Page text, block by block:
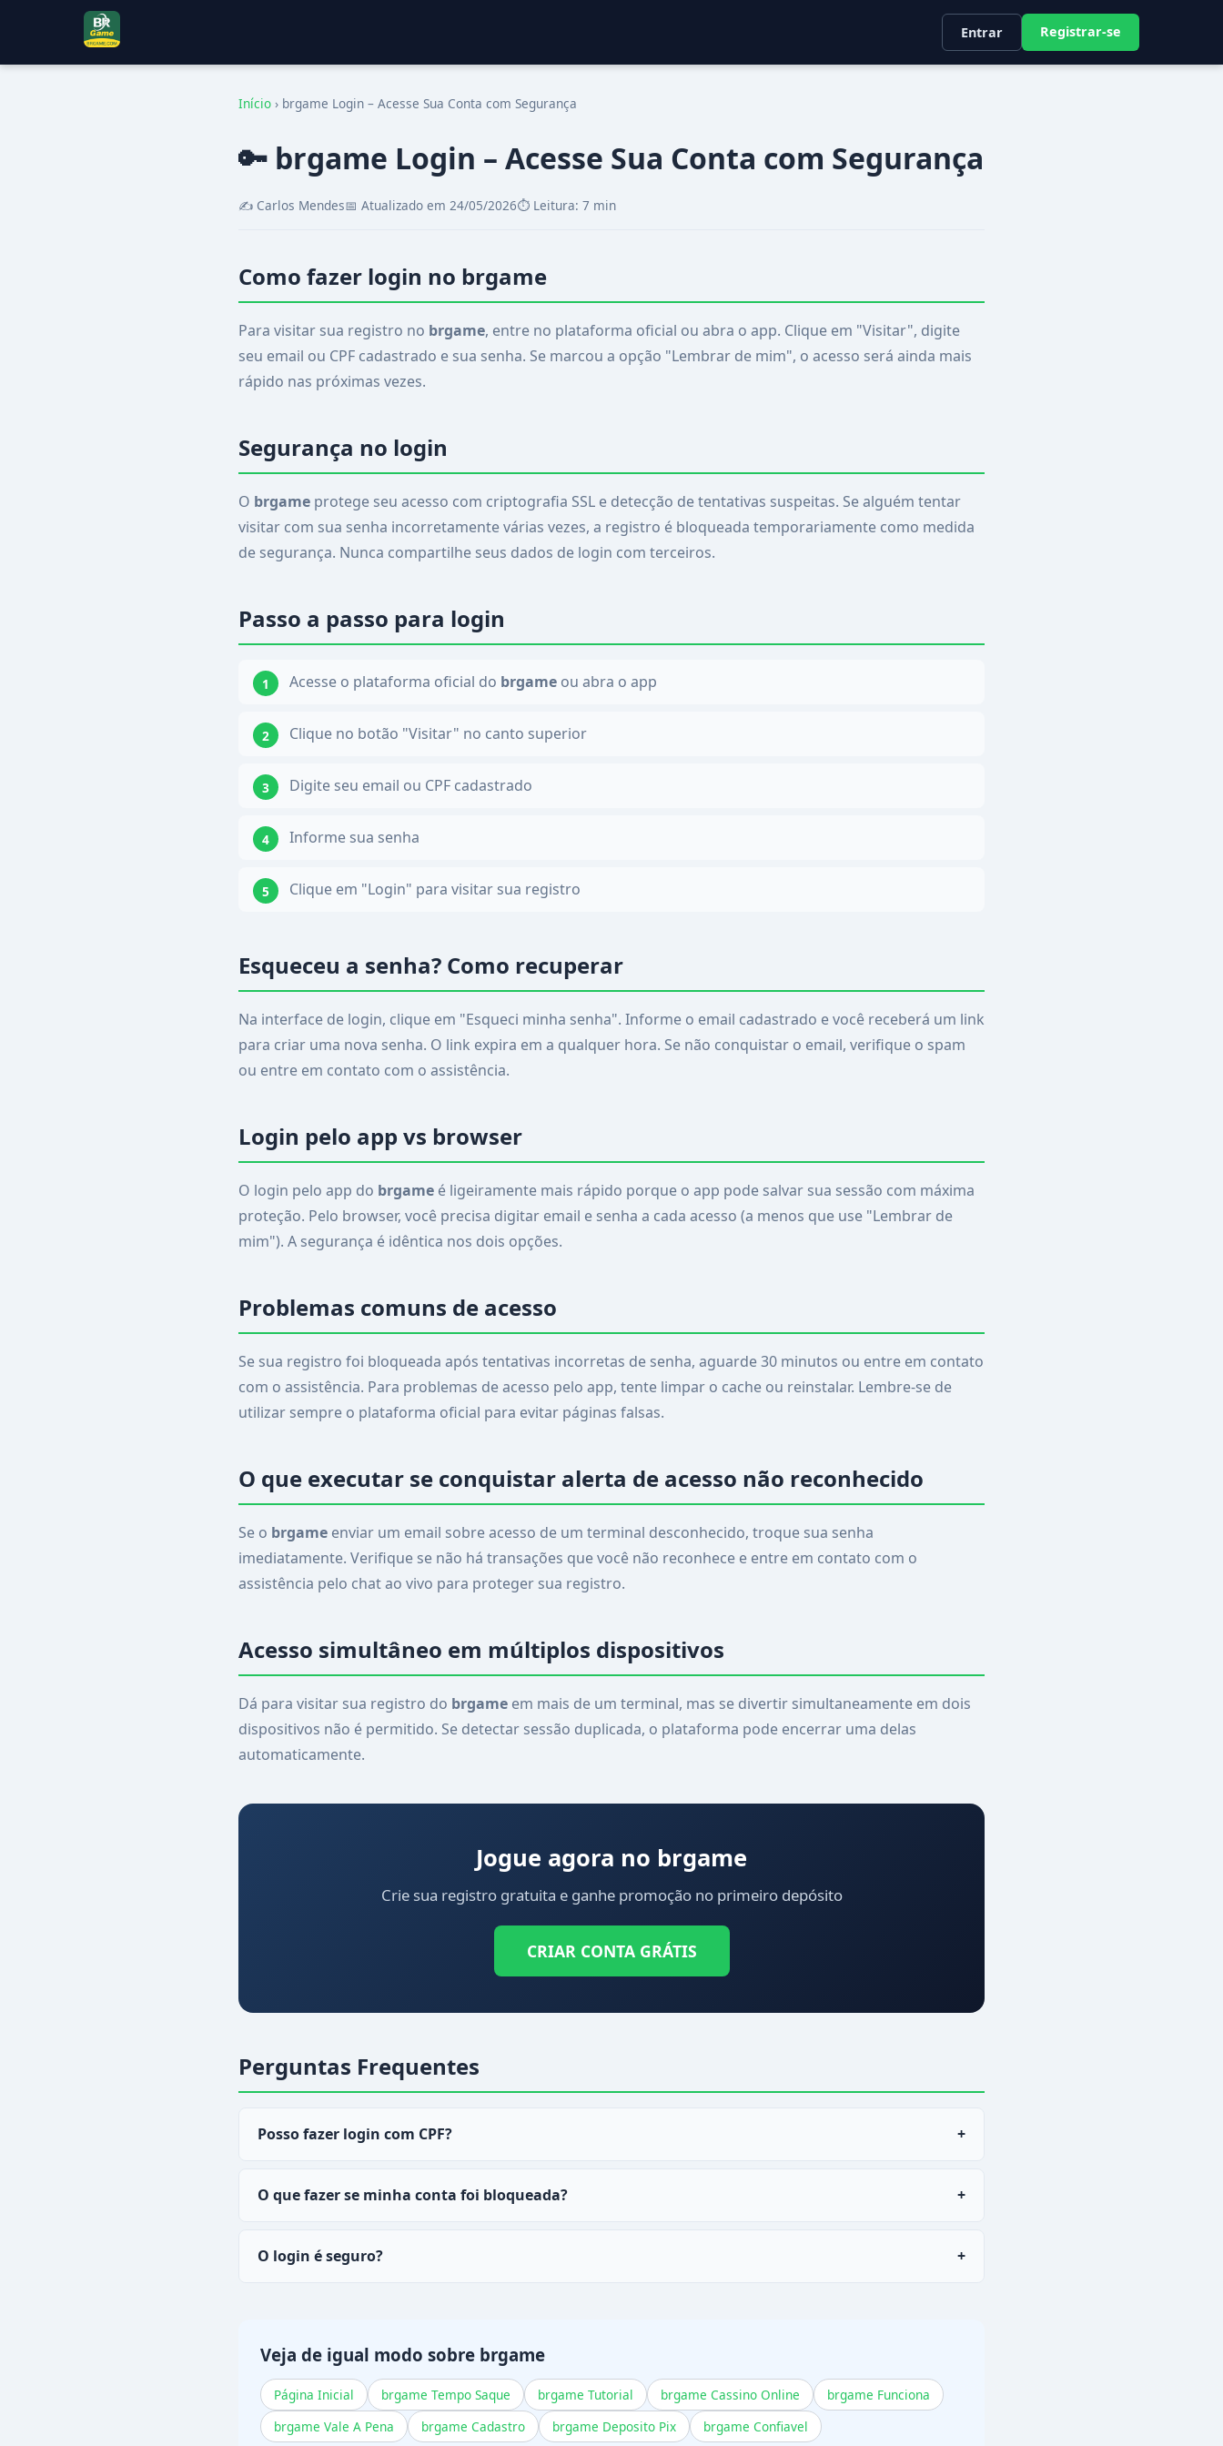
Entrar Registrar-se
Início › brgame Login – Acesse Sua Conta com Segurança
🔑 brgame Login – Acesse Sua Conta com Segurança
✍️ Carlos Mendes📅 Atualizado em 24/05/2026⏱️ Leitura: 7 min
Como fazer login no brgame
Para visitar sua registro no brgame, entre no plataforma oficial ou abra o app. Clique em "Visitar", digite
seu email ou CPF cadastrado e sua senha. Se marcou a opção "Lembrar de mim", o acesso será ainda mais
rápido nas próximas vezes.
Segurança no login
O brgame protege seu acesso com criptografia SSL e detecção de tentativas suspeitas. Se alguém tentar
visitar com sua senha incorretamente várias vezes, a registro é bloqueada temporariamente como medida
de segurança. Nunca compartilhe seus dados de login com terceiros.
Passo a passo para login
Acesse o plataforma oficial do brgame ou abra o app
Clique no botão "Visitar" no canto superior
Digite seu email ou CPF cadastrado
Informe sua senha
Clique em "Login" para visitar sua registro
Esqueceu a senha? Como recuperar
Na interface de login, clique em "Esqueci minha senha". Informe o email cadastrado e você receberá um link
para criar uma nova senha. O link expira em a qualquer hora. Se não conquistar o email, verifique o spam
ou entre em contato com o assistência.
Login pelo app vs browser
O login pelo app do brgame é ligeiramente mais rápido porque o app pode salvar sua sessão com máxima
proteção. Pelo browser, você precisa digitar email e senha a cada acesso (a menos que use "Lembrar de
mim"). A segurança é idêntica nos dois opções.
Problemas comuns de acesso
Se sua registro foi bloqueada após tentativas incorretas de senha, aguarde 30 minutos ou entre em contato
com o assistência. Para problemas de acesso pelo app, tente limpar o cache ou reinstalar. Lembre-se de
utilizar sempre o plataforma oficial para evitar páginas falsas.
O que executar se conquistar alerta de acesso não reconhecido
Se o brgame enviar um email sobre acesso de um terminal desconhecido, troque sua senha
imediatamente. Verifique se não há transações que você não reconhece e entre em contato com o
assistência pelo chat ao vivo para proteger sua registro.
Acesso simultâneo em múltiplos dispositivos
Dá para visitar sua registro do brgame em mais de um terminal, mas se divertir simultaneamente em dois
dispositivos não é permitido. Se detectar sessão duplicada, o plataforma pode encerrar uma delas
automaticamente.
Jogue agora no brgame
Crie sua registro gratuita e ganhe promoção no primeiro depósito
CRIAR CONTA GRÁTIS
Perguntas Frequentes
Posso fazer login com CPF?
+
O que fazer se minha conta foi bloqueada?
+
seu email e CPF de registro.
O login é seguro?
+
Veja de igual modo sobre brgame
Página Inicial brgame Tempo Saque brgame Tutorial brgame Cassino Online
brgame Funciona
brgame Vale A Pena
brgame Cadastro brgame Deposito Pix brgame Confiavel